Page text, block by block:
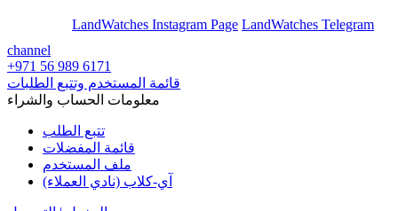
LandWatches Instagram Page LandWatches Telegram
channel
+971 56 989 6171
قائمة المستخدم وتتبع الطلبات
معلومات الحساب والشراء
تتبع الطلب
قائمة المفضلات
ملف المستخدم
آي-كلاب (نادي العملاء)